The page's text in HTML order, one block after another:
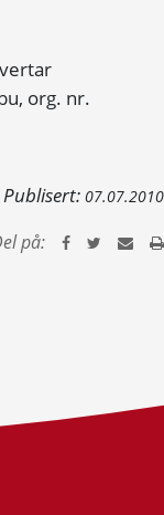
org. nr.
Publisert: 07.07.2010
på: